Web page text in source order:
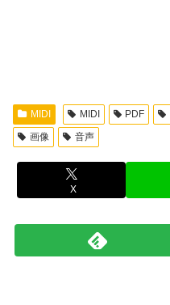
MIDI MIDI PDF
画像
音声
X